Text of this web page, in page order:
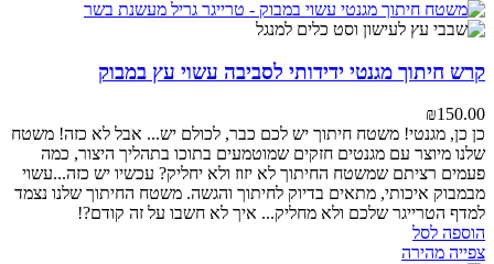
קרש חיתוך מגנטי ידידותי לסביבה עשוי עץ במבוק
₪150.00
כן כן, מגנטי! משטח חיתוך יש לכם כבר, לכולם יש... אבל לא כזה! משטח
שלנו מיוצר עם מגנטים חזקים שמוטמעים בתוכו בתהליך היצור, כמה
פעמים רציתם שמשטח החיתוך לא יזוז ולא יחליק? עכשיו יש כזה...עשוי
מבמבוק איכותי, מתאים בדיוק לחיתוך והגשה. משטח החיתוך שלנו נצמד
למדף הטרייגר שלכם ולא מחליק... איך לא חשבו על זה קודם?!
הוספה לסל
צפייה מהירה